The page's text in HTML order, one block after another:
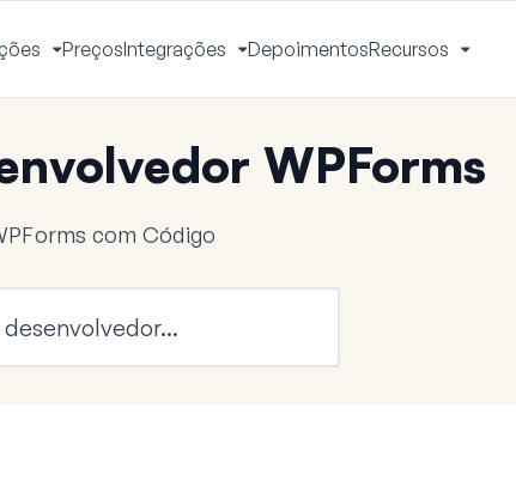
Alternar
Menu
PreçosIntegrações
Alternar
Menu
DepoimentosRecursos
Menu
WPForms
com Código